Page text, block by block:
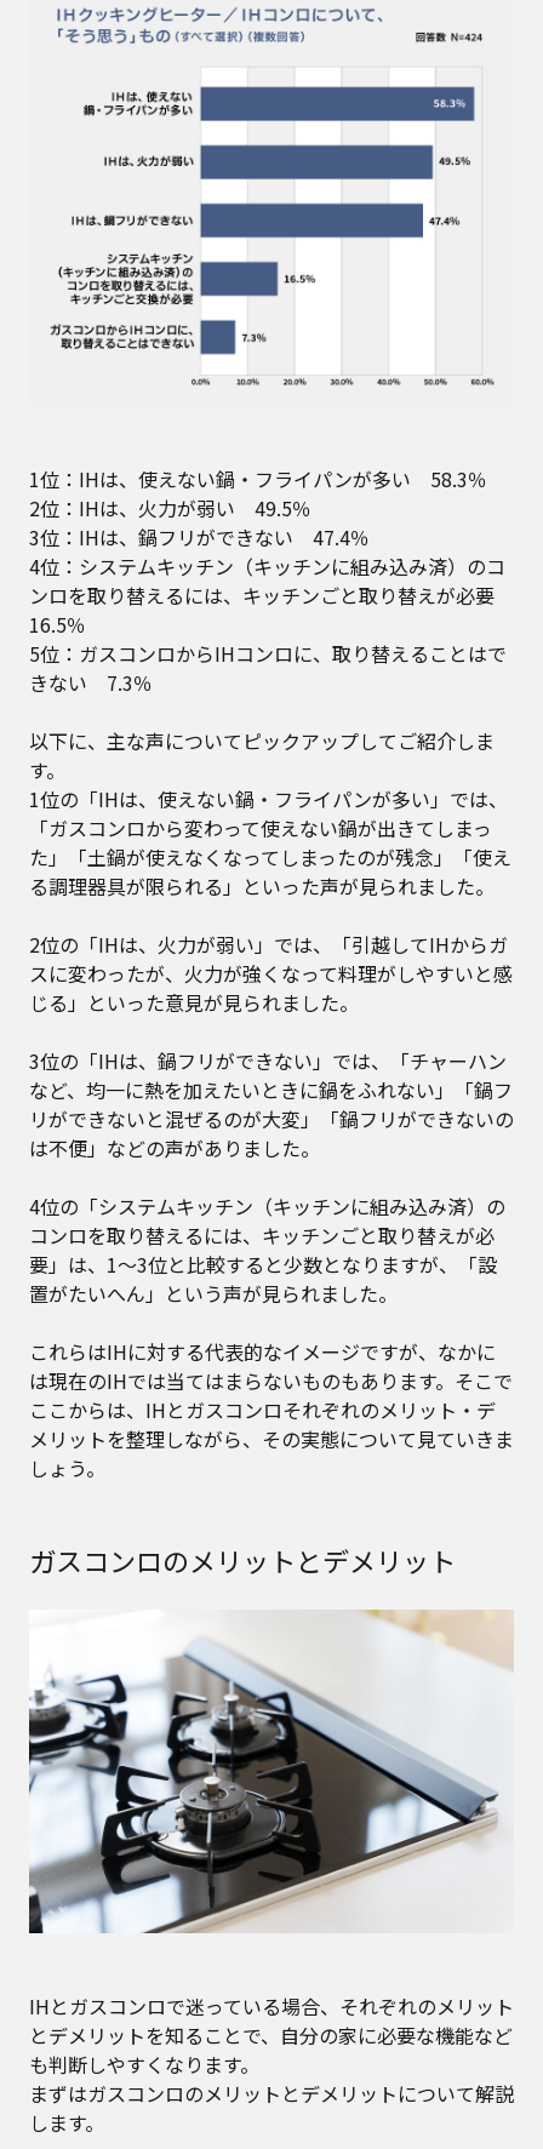
1位：IHは、使えない鍋・フライパンが多い 58.3％
2位：IHは、火力が弱い 49.5％
3位：IHは、鍋フリができない 47.4％
4位：システムキッチン（キッチンに組み込み済）のコ
ンロを取り替えるには、キッチンごと取り替えが必要
16.5％
5位：ガスコンロからIHコンロに、取り替えることはで
きない 7.3％
以下に、主な声についてピックアップしてご紹介しま
す。
1位の「IHは、使えない鍋・フライパンが多い」では、
「ガスコンロから変わって使えない鍋が出きてしまっ
た」「土鍋が使えなくなってしまったのが残念」「使え
る調理器具が限られる」といった声が見られました。
2位の「IHは、火力が弱い」では、「引越してIHからガ
スに変わったが、火力が強くなって料理がしやすいと感
じる」といった意見が見られました。
3位の「IHは、鍋フリができない」では、「チャーハン
など、均一に熱を加えたいときに鍋をふれない」「鍋フ
リができないと混ぜるのが大変」「鍋フリができないの
は不便」などの声がありました。
4位の「システムキッチン（キッチンに組み込み済）の
コンロを取り替えるには、キッチンごと取り替えが必
要」は、1～3位と比較すると少数となりますが、「設
置がたいへん」という声が見られました。
これらはIHに対する代表的なイメージですが、なかに
は現在のIHでは当てはまらないものもあります。そこで
ここからは、IHとガスコンロそれぞれのメリット・デ
メリットを整理しながら、その実態について見ていきま
しょう。
ガスコンロのメリットとデメリット
IHとガスコンロで迷っている場合、それぞれのメリット
とデメリットを知ることで、自分の家に必要な機能など
も判断しやすくなります。
まずはガスコンロのメリットとデメリットについて解説
します。